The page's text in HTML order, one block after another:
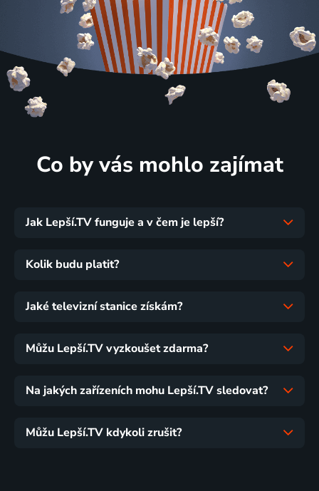
Co by vás mohlo zajímat
Jak Lepší.TV funguje a v čem je lepší?
Kolik budu platit?
Jaké televizní stanice získám?
Můžu Lepší.TV vyzkoušet zdarma?
Na jakých zařízeních mohu Lepší.TV sledovat?
Můžu Lepší.TV kdykoli zrušit?